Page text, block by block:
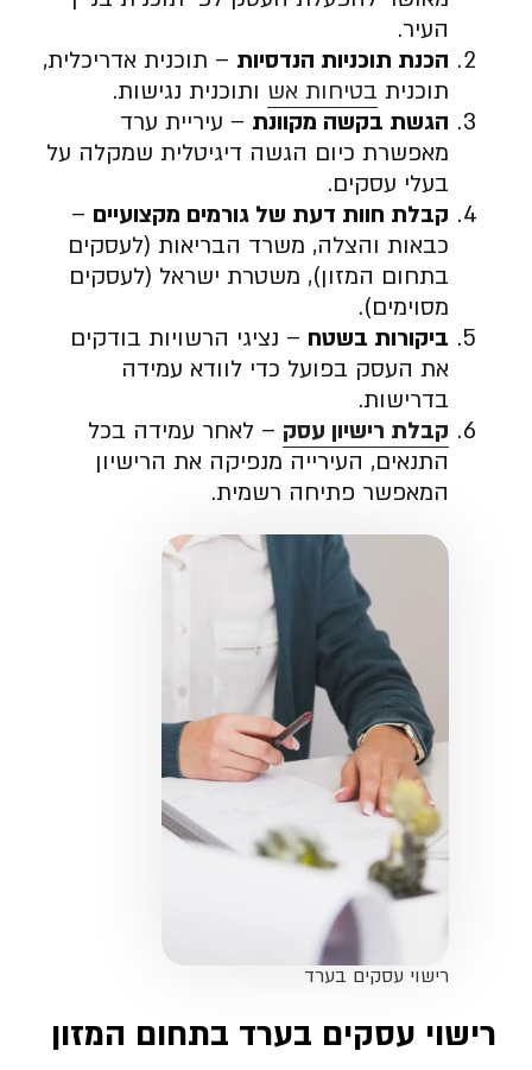
העיר.
הכנת תוכניות הנדסיות – תוכנית אדריכלית,
תוכנית בטיחות אש ותוכנית נגישות.
הגשת בקשה מקוונת – עיריית ערד
מאפשרת כיום הגשה דיגיטלית שמקלה על
בעלי עסקים.
קבלת חוות דעת של גורמים מקצועיים –
כבאות והצלה, משרד הבריאות (לעסקים
בתחום המזון), משטרת ישראל (לעסקים
מסוימים).
ביקורות בשטח – נציגי הרשויות בודקים
את העסק בפועל כדי לוודא עמידה
בדרישות.
קבלת רישיון עסק – לאחר עמידה בכל
התנאים, העירייה מנפיקה את הרישיון
המאפשר פתיחה רשמית.
רישוי עסקים בערד
רישוי עסקים בערד בתחום המזון